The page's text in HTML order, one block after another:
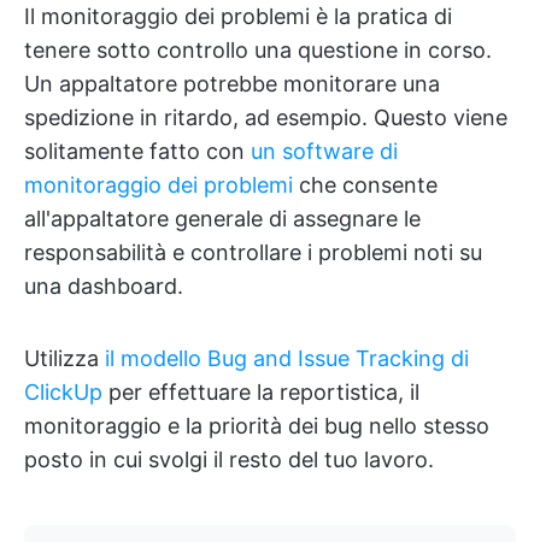
Il monitoraggio dei problemi è la pratica di
tenere sotto controllo una questione in corso.
Un appaltatore potrebbe monitorare una
spedizione in ritardo, ad esempio. Questo viene
solitamente fatto con un software di
monitoraggio dei problemi che consente
all'appaltatore generale di assegnare le
responsabilità e controllare i problemi noti su
una dashboard.
Utilizza il modello Bug and Issue Tracking di
ClickUp per effettuare la reportistica, il
monitoraggio e la priorità dei bug nello stesso
posto in cui svolgi il resto del tuo lavoro.